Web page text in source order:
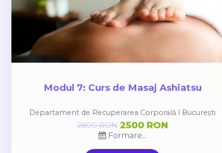
Modul 7: Curs de Masaj Ashiatsu
Departament de Recuperarea Corporală l București
Formare...
2800 RON 2500 RON